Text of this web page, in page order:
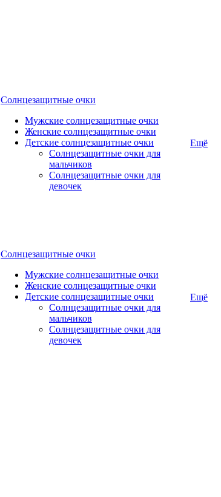
Солнцезащитные очки
Мужские солнцезащитные очки
Женские солнцезащитные очки
Детские солнцезащитные очки
Солнцезащитные очки для
мальчиков
Солнцезащитные очки для
девочек
Ещё
Солнцезащитные очки
Мужские солнцезащитные очки
Женские солнцезащитные очки
Детские солнцезащитные очки
Солнцезащитные очки для
мальчиков
Солнцезащитные очки для
девочек
Ещё